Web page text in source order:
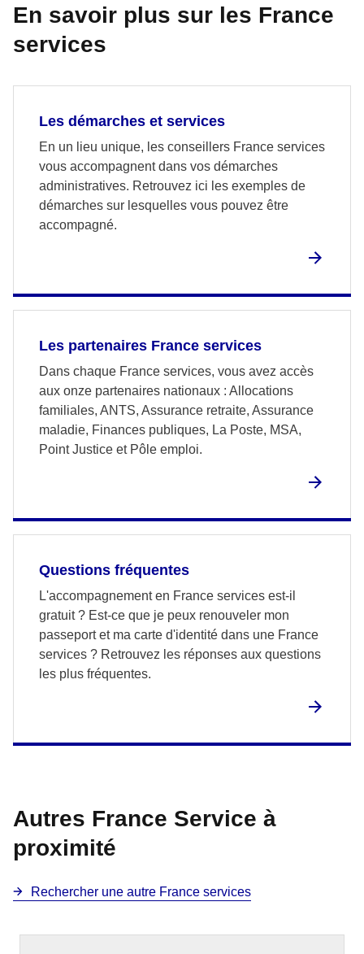
En savoir plus sur les France
services
Les démarches et services
En un lieu unique, les conseillers France services
vous accompagnent dans vos démarches
administratives. Retrouvez ici les exemples de
démarches sur lesquelles vous pouvez être
accompagné.
Les partenaires France services
Dans chaque France services, vous avez accès
aux onze partenaires nationaux : Allocations
familiales, ANTS, Assurance retraite, Assurance
maladie, Finances publiques, La Poste, MSA,
Point Justice et Pôle emploi.
Questions fréquentes
L'accompagnement en France services est-il
gratuit ? Est-ce que je peux renouveler mon
passeport et ma carte d'identité dans une France
services ? Retrouvez les réponses aux questions
les plus fréquentes.
Autres France Service à
proximité
Rechercher une autre France services